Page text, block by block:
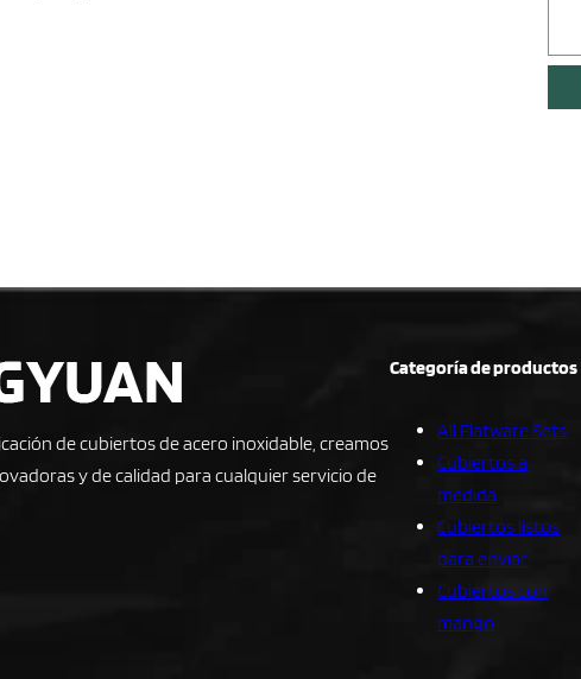
de cubiertos de acero inoxidable, creamos
y de calidad para cualquier servicio de
Categoría de productos
All Flatware Sets
Cubiertos a
medida
Cubiertos listos
para enviar
Cubiertos con
mango